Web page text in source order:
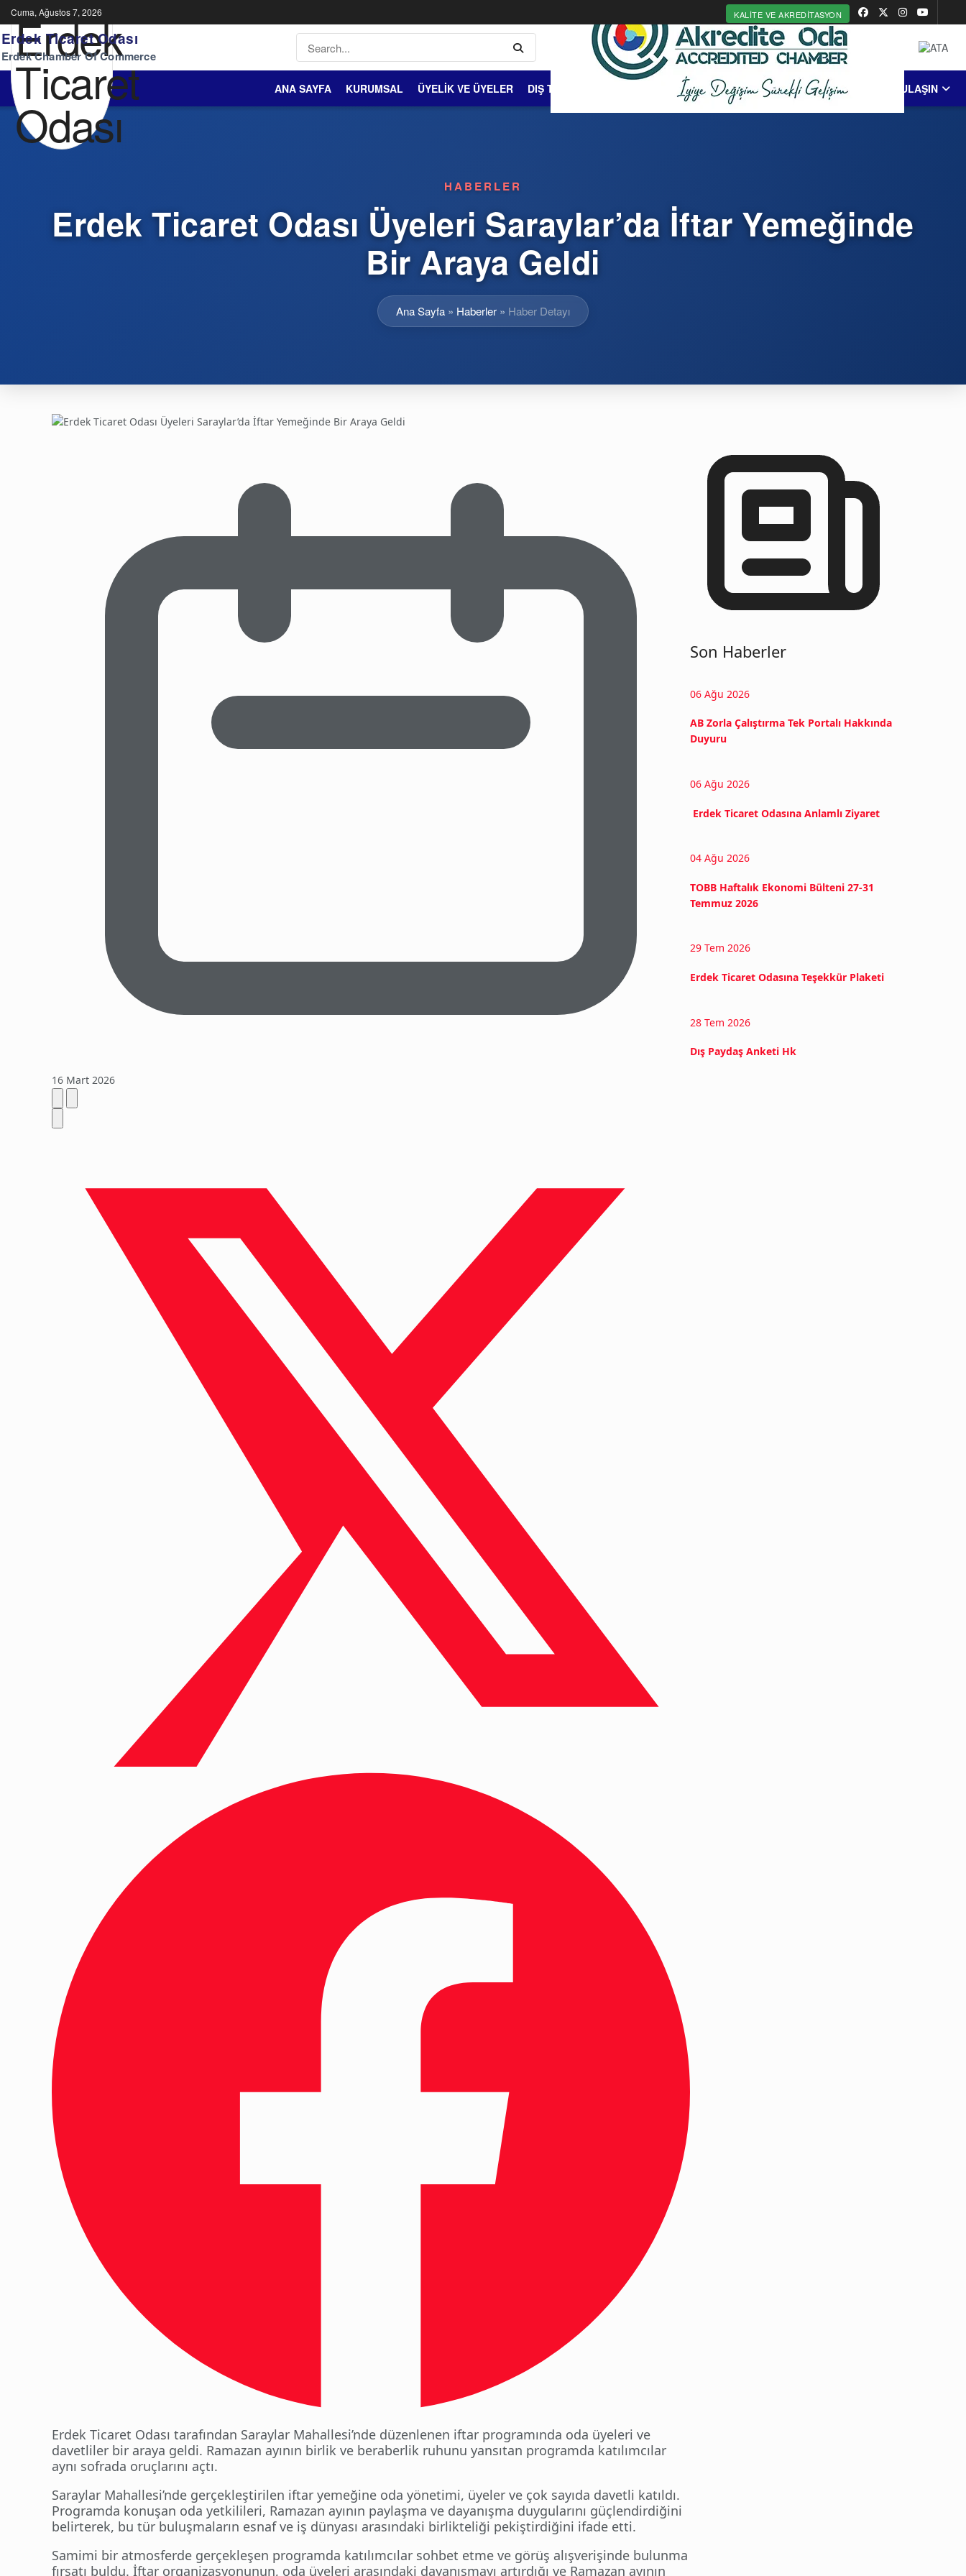
Cuma, Ağustos 7, 2026 KALITE VE AKREDITASYON
Erdek Ticaret Odası
Erdek Chamber Of Commerce
ANA SAYFA KURUMSAL ÜYELİK VE ÜYELER DIŞ TİCARET ERDEK COĞRAFİ İŞARET BİZE ULAŞIN
HABERLER
Erdek Ticaret Odası Üyeleri Saraylar’da İftar Yemeğinde
Bir Araya Geldi
Ana Sayfa » Haberler » Haber Detayı
16 Mart 2026
Erdek Ticaret Odası tarafından Saraylar Mahallesi’nde düzenlenen iftar programında oda üyeleri ve
davetliler bir araya geldi. Ramazan ayının birlik ve beraberlik ruhunu yansıtan programda katılımcılar
aynı sofrada oruçlarını açtı.
Saraylar Mahallesi’nde gerçekleştirilen iftar yemeğine oda yönetimi, üyeler ve çok sayıda davetli katıldı.
Programda konuşan oda yetkilileri, Ramazan ayının paylaşma ve dayanışma duygularını güçlendirdiğini
belirterek, bu tür buluşmaların esnaf ve iş dünyası arasındaki birlikteliği pekiştirdiğini ifade etti.
Samimi bir atmosferde gerçekleşen programda katılımcılar sohbet etme ve görüş alışverişinde bulunma
fırsatı buldu. İftar organizasyonunun, oda üyeleri arasındaki dayanışmayı artırdığı ve Ramazan ayının
Son Haberler
06 Ağu 2026
AB Zorla Çalıştırma Tek Portalı Hakkında
Duyuru
06 Ağu 2026
Erdek Ticaret Odasına Anlamlı Ziyaret
04 Ağu 2026
TOBB Haftalık Ekonomi Bülteni 27-31
Temmuz 2026
29 Tem 2026
Erdek Ticaret Odasına Teşekkür Plaketi
28 Tem 2026
Dış Paydaş Anketi Hk